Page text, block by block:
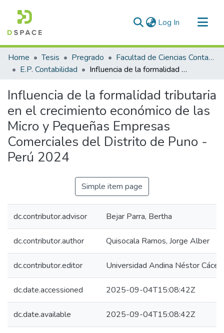
Log In (current)
Communities & Collections
All of DSpace
Home Tesis Pregrado
Facultad de Ciencias Contables y Financieras
E.P. Contabilidad
Influencia de la formalidad tributaria en el crecimiento económico de las Micro y Pequeñas Empresas Comerciales del Distrito de Puno - Perú 2024
Influencia de la formalidad tributaria
en el crecimiento económico de las
Micro y Pequeñas Empresas
Comerciales del Distrito de Puno -
Perú 2024
Simple item page
dc.contributor.advisor Bejar Parra, Bertha
dc.contributor.author Quisocala Ramos, Jorge Alber
dc.contributor.editor Universidad Andina Néstor
dc.date.accessioned 2025-09-04T15:08:42Z
dc.date.available 2025-09-04T15:08:42Z